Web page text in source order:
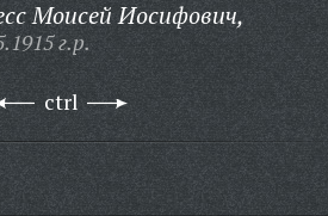
Моисей Иосифович,
г.р.
ctrl